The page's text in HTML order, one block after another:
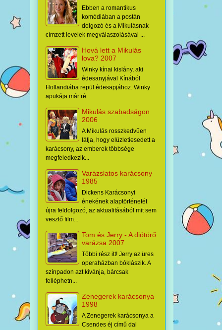
Ebben a romantikus
komédiában a postán
dolgozó és a Mikulásnak
címzett levelek megválaszolásával ...
Hová lett a Mikulás
lova? 2007
Winky kínai kislány, aki
édesanyjával Kínából
Hollandiába repül édesapjához. Winky
apukája már ré...
Mikulás szabadságon
2006
A Mikulás rosszkedvűen
látja, hogy elüzletiesedett a
karácsony, az emberek többsége
megfeledkezik...
Varázslatos karácsony
1985
Dickens Karácsonyi
énekének alaptörténetét
újra feldolgozó, az aktualitásából mit sem
vesztő film...
Tom és Jerry - A diótörő
varázsa 2007
Többi rész itt! Jerry az üres
operaházban bóklászik. A
színpadon azt kívánja, bárcsak
felléphetn...
Zenegerek karácsonya
1998
A Zenegerek karácsonya a
Csendes éj című dal